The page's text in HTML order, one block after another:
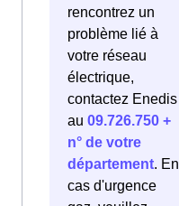
rencontrez un
problème lié à
votre réseau
électrique,
contactez Enedis
au 09.726.750 +
n° de votre
département. En
cas d'urgence